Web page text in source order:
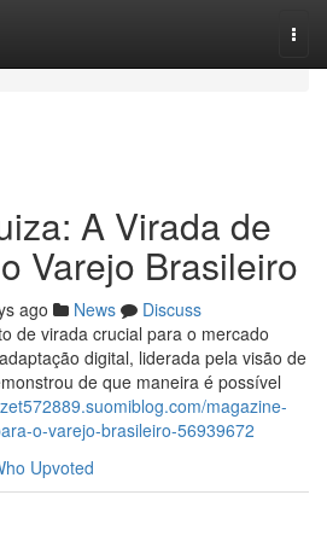
A Virada de
Varejo Brasileiro
ago News
Discuss
de virada crucial para o mercado
digital, liderada pela visão de
de que maneira é possível
magazine-
o-varejo-brasileiro-56939672
Upvoted